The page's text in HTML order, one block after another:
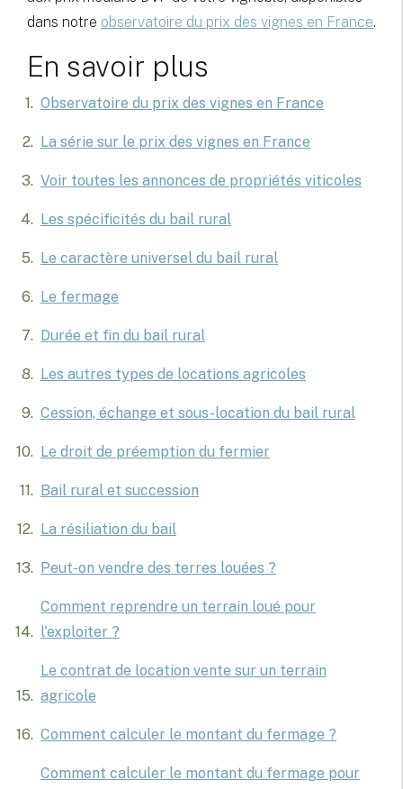
dans notre observatoire du prix des vignes en France.
En savoir plus
Observatoire du prix des vignes en France
La série sur le prix des vignes en France
Voir toutes les annonces de propriétés viticoles
Les spécificités du bail rural
Le caractère universel du bail rural
Le fermage
Durée et fin du bail rural
Les autres types de locations agricoles
Cession, échange et sous-location du bail rural
Le droit de préemption du fermier
Bail rural et succession
La résiliation du bail
Peut-on vendre des terres louées ?
Comment reprendre un terrain loué pour
l'exploiter ?
Le contrat de location vente sur un terrain
agricole
Comment calculer le montant du fermage ?
Comment calculer le montant du fermage pour